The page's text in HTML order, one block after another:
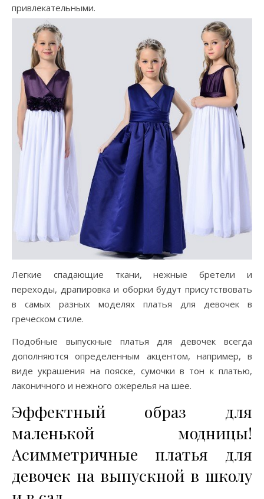
привлекательными.
Легкие спадающие ткани, нежные бретели и
переходы, драпировка и оборки будут присутствовать
в самых разных моделях платья для девочек в
греческом стиле.
Подобные выпускные платья для девочек всегда
дополняются определенным акцентом, например, в
виде украшения на пояске, сумочки в тон к платью,
лаконичного и нежного ожерелья на шее.
Эффектный образ для
маленькой модницы!
Асимметричные платья для
девочек на выпускной в школу